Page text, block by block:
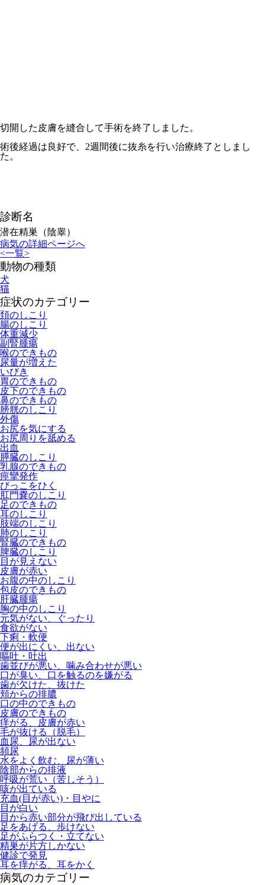
切開した皮膚を縫合して手術を終了しました。
術後経過は良好で、2週間後に抜糸を行い治療終了としまし
た。
診断名
潜在精巣（陰睾）
病気の詳細ページへ
<一覧>
動物の種類
犬
猫
症状のカテゴリー
頚のしこり
腸のしこり
体重減少
副腎腫瘍
喉のできもの
尿量が増えた
いびき
胃のできもの
皮下のできもの
鼻のできもの
膀胱のしこり
外傷
お尻を気にする
お尻周りを舐める
出血
膵臓のしこり
乳腺のできもの
痙攣発作
びっこをひく
肛門嚢のしこり
足のできもの
耳のしこり
肢端のしこり
肺のしこり
腎臓のできもの
脾臓のしこり
目が見えない
皮膚が赤い
お腹の中のしこり
包皮のできもの
肝臓腫瘍
胸の中のしこり
元気がない、ぐったり
食欲がない
下痢・軟便
便が出にくい、出ない
嘔吐・吐出
歯並びが悪い、噛み合わせが悪い
口が臭い、口を触るのを嫌がる
歯が欠けた、抜けた
頬からの排膿
口の中のできもの
皮膚のできもの
痒がる、皮膚が赤い
毛が抜ける（脱毛）
血尿、尿が出ない
頻尿
水をよく飲む、尿が薄い
陰部からの排液
呼吸が荒い（苦しそう）
咳が出ている
充血(目が赤い)・目やに
目が白い
目から赤い部分が飛び出している
足をあげる、歩けない
足がふらつく・立てない
精巣が片方しかない
健診で発見
耳を痒がる、耳をかく
病気のカテゴリー